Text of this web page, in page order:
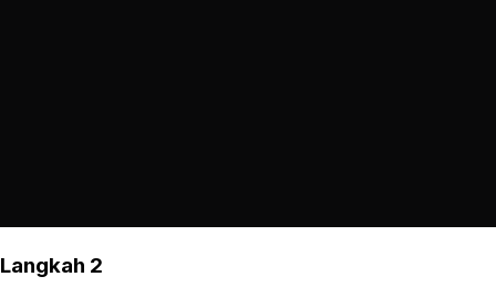
Langkah 2